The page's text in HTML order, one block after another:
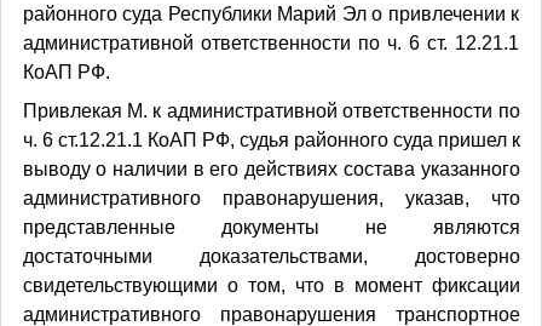
районного суда Республики Марий Эл о привлечении к
административной ответственности по ч. 6 ст. 12.21.1
КоАП РФ.
Привлекая М. к административной ответственности по
ч. 6 ст.12.21.1 КоАП РФ, судья районного суда пришел к
выводу о наличии в его действиях состава указанного
административного правонарушения, указав, что
представленные документы не являются
достаточными доказательствами, достоверно
свидетельствующими о том, что в момент фиксации
административного правонарушения транспортное